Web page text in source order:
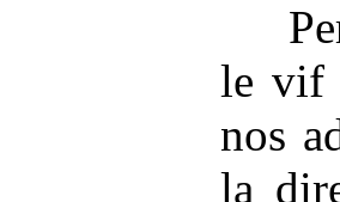
le vif
nos
la